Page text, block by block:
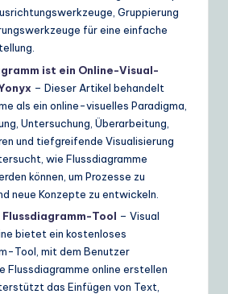
Gruppierung
für eine einfache
ist ein Online-Visual-
– Dieser Artikel behandelt
als ein online-visuelles Paradigma,
Untersuchung, Überarbeitung,
und tiefgreifende Visualisierung
wie Flussdiagramme
können, um Prozesse zu
neue Konzepte zu entwickeln.
Flussdiagramm-Tool – Visual
bietet ein kostenloses
Tool, mit dem Benutzer
Flussdiagramme online erstellen
das Einfügen von Text,